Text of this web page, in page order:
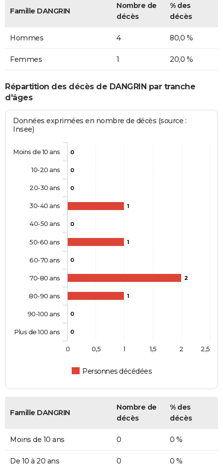
Famille DANGRIN
Nombre de
décès
% des
décès
Hommes 4 80,0 %
Femmes 1 20,0 %
Répartition des décès de DANGRIN par tranche
d'âges
Données exprimées en nombre de décès (source :
Insee)
0
0
0
1
0
1
0
2
1
0
0
Personnes décédées
Moins de 10 ans
10-20 ans
20-30 ans
30-40 ans
40-50 ans
50-60 ans
60-70 ans
70-80 ans
80-90 ans
90-100 ans
Plus de 100 ans
0 0,5 1 1,5 2 2,5
Famille DANGRIN
Nombre de
décès
% des
décès
Moins de 10 ans 0 0 %
De 10 à 20 ans 0 0 %